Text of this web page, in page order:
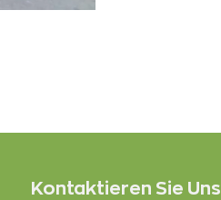
Kontaktieren Sie Uns